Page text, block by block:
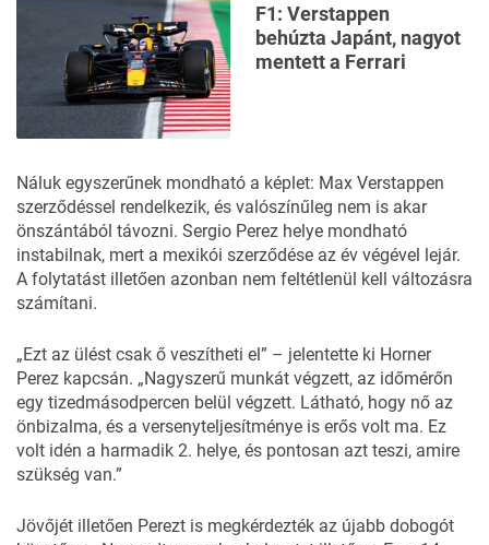
F1: Verstappen
behúzta Japánt, nagyot
mentett a Ferrari
Náluk egyszerűnek mondható a képlet: Max Verstappen
szerződéssel rendelkezik, és valószínűleg nem is akar
önszántából távozni. Sergio Perez helye mondható
instabilnak, mert a mexikói szerződése az év végével lejár.
A folytatást illetően azonban nem feltétlenül kell változásra
számítani.
„Ezt az ülést csak ő veszítheti el” – jelentette ki Horner
Perez kapcsán. „Nagyszerű munkát végzett, az időmérőn
egy tizedmásodpercen belül végzett. Látható, hogy nő az
önbizalma, és a versenyteljesítménye is erős volt ma. Ez
volt idén a harmadik 2. helye, és pontosan azt teszi, amire
szükség van.”
Jövőjét illetően Perezt is megkérdezték az újabb dobogót